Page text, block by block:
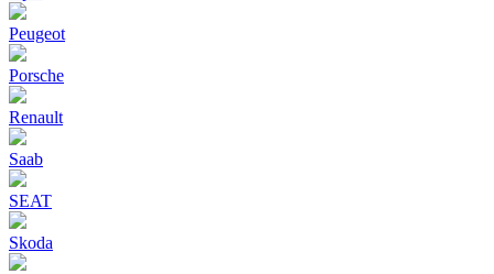
Peugeot
Porsche
Renault
Saab
SEAT
Skoda